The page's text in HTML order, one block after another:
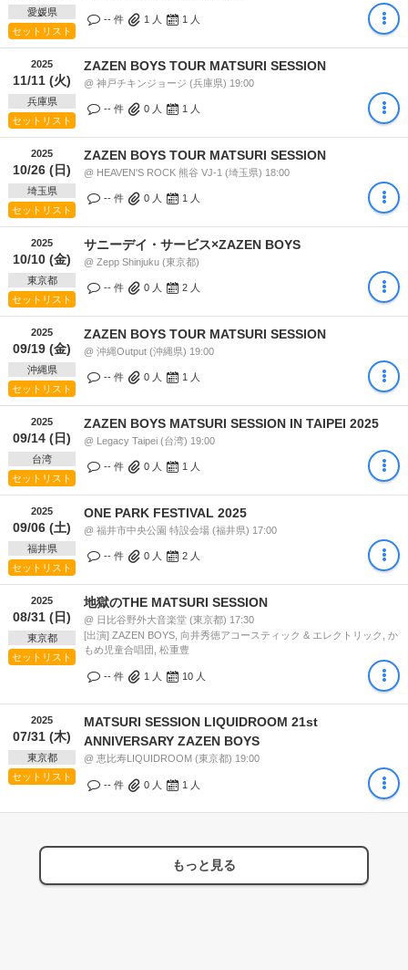
愛媛県
セットリスト
-- 件 1 人 1 人
2025
11/11 (火)
兵庫県
セットリスト
ZAZEN BOYS TOUR MATSURI SESSION
@ 神戸チキンジョージ (兵庫県) 19:00
-- 件 0 人 1 人
2025
10/26 (日)
埼玉県
セットリスト
ZAZEN BOYS TOUR MATSURI SESSION
@ HEAVEN'S ROCK 熊谷 VJ-1 (埼玉県) 18:00
-- 件 0 人 1 人
2025
10/10 (金)
東京都
セットリスト
サニーデイ・サービス×ZAZEN BOYS
@ Zepp Shinjuku (東京都)
-- 件 0 人 2 人
2025
09/19 (金)
沖縄県
セットリスト
ZAZEN BOYS TOUR MATSURI SESSION
@ 沖縄Output (沖縄県) 19:00
-- 件 0 人 1 人
2025
09/14 (日)
台湾
セットリスト
ZAZEN BOYS MATSURI SESSION IN TAIPEI 2025
@ Legacy Taipei (台湾) 19:00
-- 件 0 人 1 人
2025
09/06 (土)
福井県
セットリスト
ONE PARK FESTIVAL 2025
@ 福井市中央公園 特設会場 (福井県) 17:00
-- 件 0 人 2 人
2025
08/31 (日)
東京都
セットリスト
地獄のTHE MATSURI SESSION
@ 日比谷野外大音楽堂 (東京都) 17:30
[出演] ZAZEN BOYS, 向井秀徳アコースティック & エレクトリック, か
もめ児童合唱団, 松重豊
-- 件 1 人 10 人
2025
07/31 (木)
東京都
セットリスト
MATSURI SESSION LIQUIDROOM 21st
ANNIVERSARY ZAZEN BOYS
@ 恵比寿LIQUIDROOM (東京都) 19:00
-- 件 0 人 1 人
もっと見る